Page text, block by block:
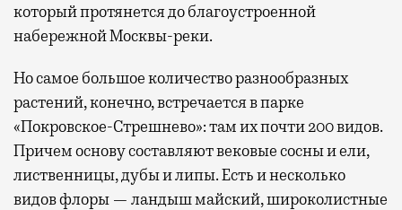
который протянется до благоустроенной
набережной Москвы-реки.
Но самое большое количество разнообразных
растений, конечно, встречается в парке
«Покровское-Стрешнево»: там ихпочти 200 видов.
Причем основу составляют вековые сосны и ели,
лиственницы, дубы и липы. Есть и несколько
видов флоры — ландыш майский, широколистные